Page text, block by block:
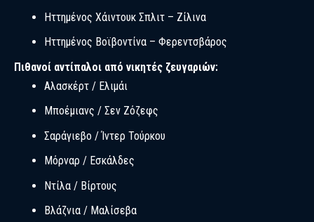
Ηττημένος Χάιντουκ Σπλιτ – Ζίλινα
Ηττημένος Βοϊβοντίνα – Φερεντσβάρος
Πιθανοί αντίπαλοι από νικητές ζευγαριών:
Αλασκέρτ / Ελιμάι
Μποέμιανς / Σεν Ζόζεφς
Σαράγιεβο / Ίντερ Τούρκου
Μόρναρ / Εσκάλδες
Ντίλα / Βίρτους
Βλάζνια / Μαλίσεβα